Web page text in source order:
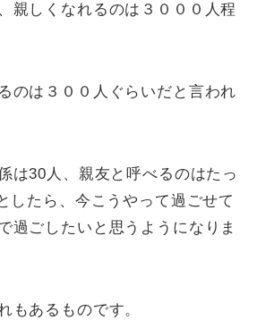
親しくなれるのは３０００人程
のは３００人ぐらいだと言われ
は30人、親友と呼べるのはたっ
したら、今こうやって過ごせて
過ごしたいと思うようになりま
もあるものです。